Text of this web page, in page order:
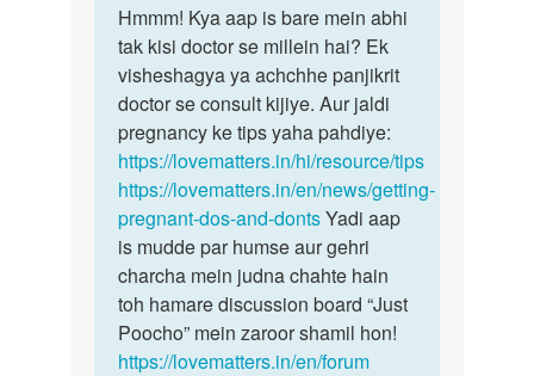
to
Hum
2saal
se
baby
ke
liye
try
by
urmila
Hmmm!
Kya
aap
is
bare
mein…
Hmmm! Kya aap is bare mein abhi
tak kisi doctor se millein hai? Ek
visheshagya ya achchhe panjikrit
doctor se consult kijiye. Aur jaldi
pregnancy ke tips yaha pahdiye:
https://lovematters.in/hi/resource/tips
https://lovematters.in/en/news/getting-
pregnant-dos-and-dontsYadi aap
is mudde par humse aur gehri
charcha mein judna chahte hain
toh hamare discussion board “Just
Poocho” mein zaroor shamil hon!
https://lovematters.in/en/forum